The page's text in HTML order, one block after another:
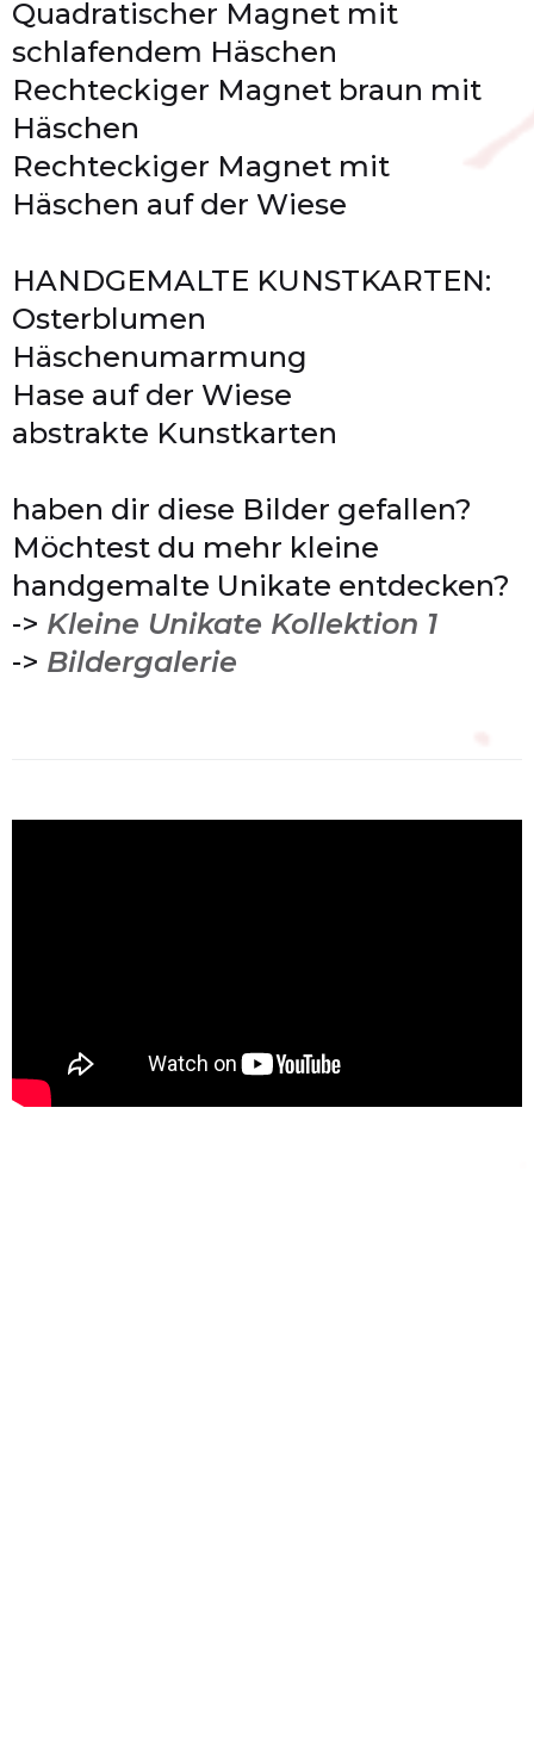
Quadratischer Magnet mit
schlafendem Häschen
Rechteckiger Magnet braun mit
Häschen
Rechteckiger Magnet mit
Häschen auf der Wiese
HANDGEMALTE KUNSTKARTEN:
Osterblumen
Häschenumarmung
Hase auf der Wiese
abstrakte Kunstkarten
haben dir diese Bilder gefallen?
Möchtest du mehr kleine
handgemalte Unikate entdecken?
-> Kleine Unikate Kollektion 1
-> Bildergalerie